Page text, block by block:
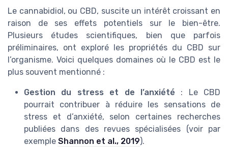
Le cannabidiol, ou CBD, suscite un intérêt croissant en
raison de ses effets potentiels sur le bien-être.
Plusieurs études scientifiques, bien que parfois
préliminaires, ont exploré les propriétés du CBD sur
l’organisme. Voici quelques domaines où le CBD est le
plus souvent mentionné :
Gestion du stress et de l’anxiété : Le CBD
pourrait contribuer à réduire les sensations de
stress et d’anxiété, selon certaines recherches
publiées dans des revues spécialisées (voir par
exemple Shannon et al., 2019).